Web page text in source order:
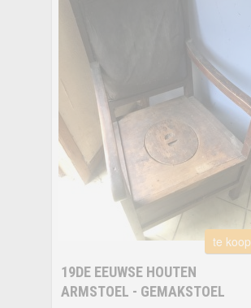
te koop
19DE EEUWSE HOUTEN
ARMSTOEL - GEMAKSTOEL